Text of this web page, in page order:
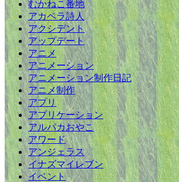
むかねこ番地
アカペラ詩人
アクシデント
アップデート
アニメ
アニメーション
アニメーション制作日記
アニメ制作
アプリ
アプリケーション
アルパカおやこ
アワード
アンジェラス
イナズマイレブン
イベント